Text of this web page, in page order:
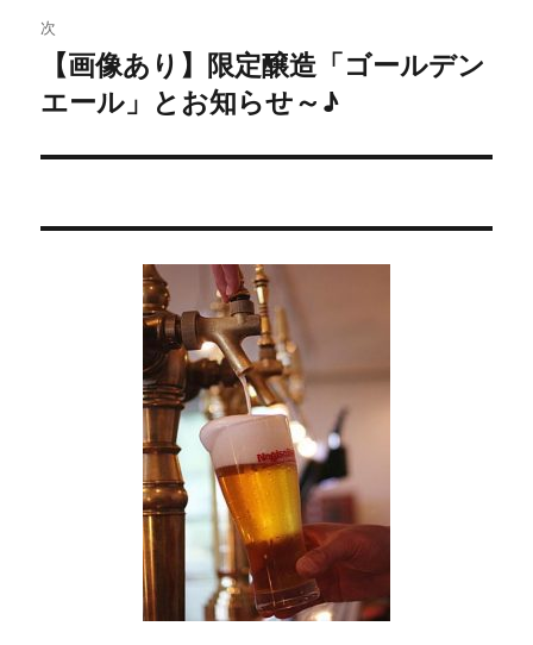
ゲ
ー
ン
稿:
次
の
稿:
【画像あり】限定醸造「ゴールデン
エール」とお知らせ～♪